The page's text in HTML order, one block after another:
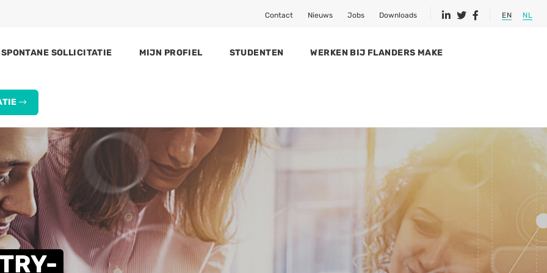
Contact Nieuws Jobs Downloads EN NL
SPONTANE SOLLICITATIE MIJN PROFIEL STUDENTEN WERKEN BIJ FLANDERS MAKE